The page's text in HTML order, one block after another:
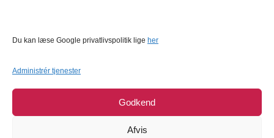
Du kan læse Google privatlivspolitik lige her
Administrér tjenester
Godkend
Afvis